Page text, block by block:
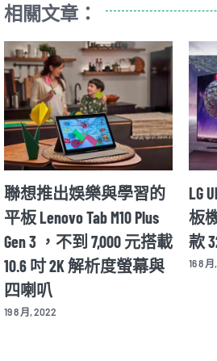
相關文章：
的
搭載
與
LG UltraGear 48 吋 OLED 面
板機種發表 同步推出兩
款 32 吋 Nano IPS 螢幕
16 8 月, 2022